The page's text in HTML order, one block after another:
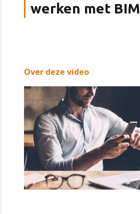
werken met BIM
Over deze video